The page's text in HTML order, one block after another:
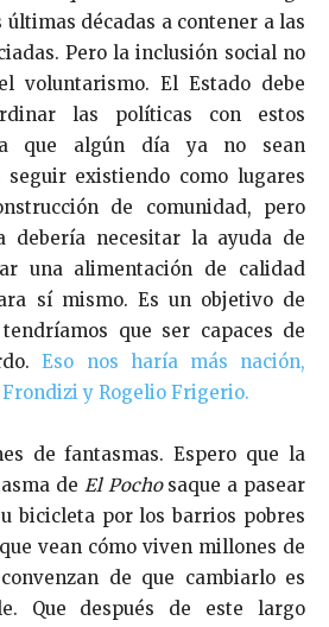
últimas décadas a contener a las
Pero la inclusión social no
voluntarismo. El Estado debe
las políticas con estos
que algún día ya no sean
seguir existiendo como lugares
de comunidad, pero
debería necesitar la ayuda de
una alimentación de calidad
sí mismo. Es un objetivo de
que ser capaces de
Eso nos haría más nación,
y Rogelio Frigerio.
de fantasmas. Espero que la
de El Pochosaque a pasear
bicicleta por los barrios pobres
vean cómo viven millones de
de que cambiarlo es
Que después de este largo